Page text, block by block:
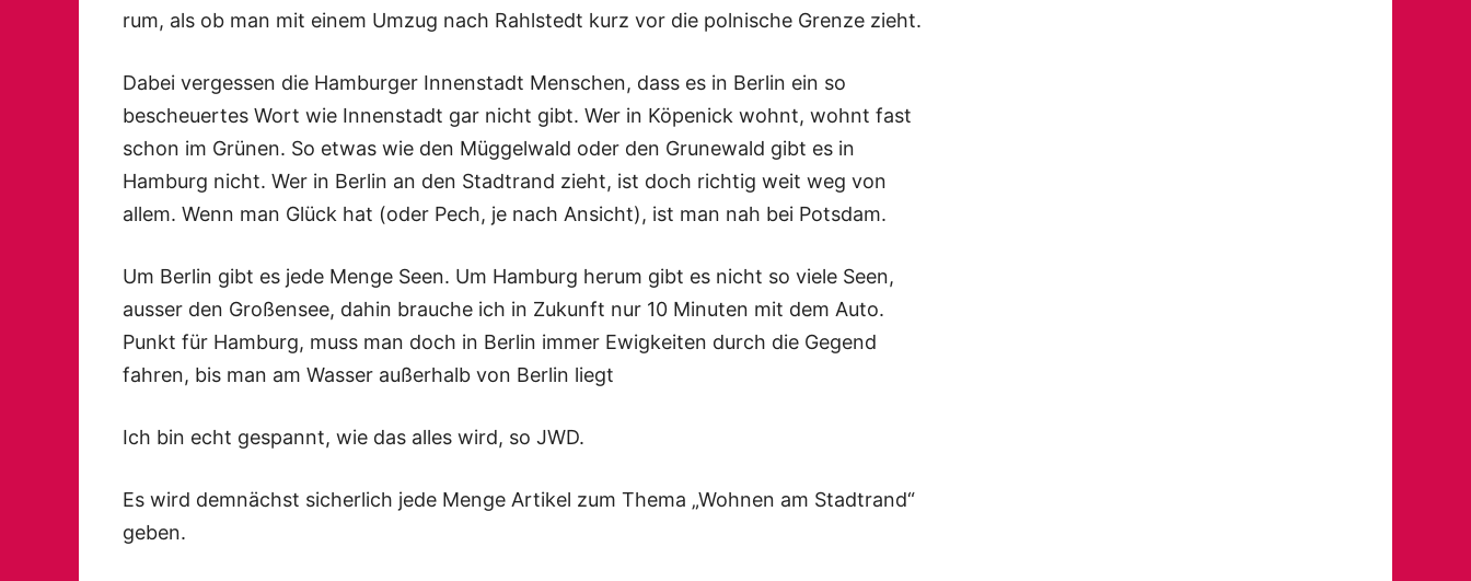
rum, als ob man mit einem Umzug nach Rahlstedt kurz vor die polnische Grenze zieht.
Dabei vergessen die Hamburger Innenstadt Menschen, dass es in Berlin ein so
bescheuertes Wort wie Innenstadt gar nicht gibt. Wer in Köpenick wohnt, wohnt fast
schon im Grünen. So etwas wie den Müggelwald oder den Grunewald gibt es in
Hamburg nicht. Wer in Berlin an den Stadtrand zieht, ist doch richtig weit weg von
allem. Wenn man Glück hat (oder Pech, je nach Ansicht), ist man nah bei Potsdam.
Um Berlin gibt es jede Menge Seen. Um Hamburg herum gibt es nicht so viele Seen,
ausser den Großensee, dahin brauche ich in Zukunft nur 10 Minuten mit dem Auto.
Punkt für Hamburg, muss man doch in Berlin immer Ewigkeiten durch die Gegend
fahren, bis man am Wasser außerhalb von Berlin liegt
Ich bin echt gespannt, wie das alles wird, so JWD.
Es wird demnächst sicherlich jede Menge Artikel zum Thema „Wohnen am Stadtrand“
geben.